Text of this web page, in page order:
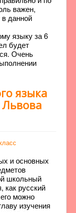
важен,
данной
языку за 6
будет
Очень
языка
Львова
и основных
школьный
как русский
можно
изучения